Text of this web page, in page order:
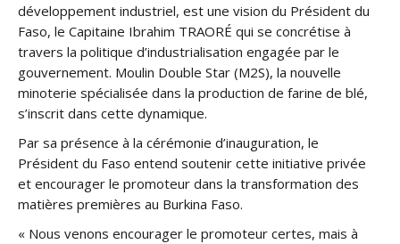
développement industriel, est une vision du Président du
Faso, le Capitaine Ibrahim TRAORÉ qui se concrétise à
travers la politique d’industrialisation engagée par le
gouvernement. Moulin Double Star (M2S), la nouvelle
minoterie spécialisée dans la production de farine de blé,
s’inscrit dans cette dynamique.
Par sa présence à la cérémonie d’inauguration, le
Président du Faso entend soutenir cette initiative privée
et encourager le promoteur dans la transformation des
matières premières au Burkina Faso.
« Nous venons encourager le promoteur certes, mais à